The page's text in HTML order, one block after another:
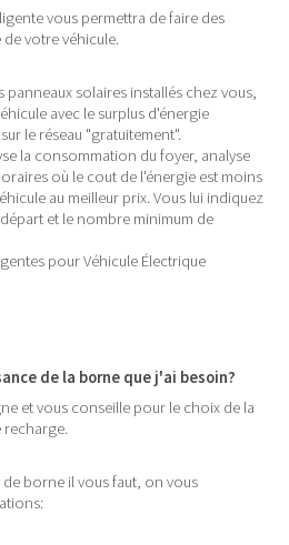
vous permettra de faire des
votre véhicule.
panneaux solaires installés chez vous,
avec le surplus d'énergie
le réseau "gratuitement".
la consommation du foyer, analyse
où le cout de l'énergie est moins
au meilleur prix. Vous lui indiquez
et le nombre minimum de
de la borne que j'ai besoin?
et vous conseille pour le choix de la
borne il vous faut, on vous